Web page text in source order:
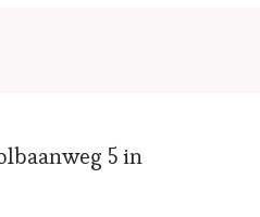
Pole
5 in